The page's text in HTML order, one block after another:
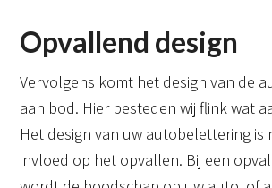
Opvallend design
Vervolgens komt het design van de
aan bod. Hier besteden wij flink wat
Het design van uw autobelettering is
invloed op het opvallen. Bij een